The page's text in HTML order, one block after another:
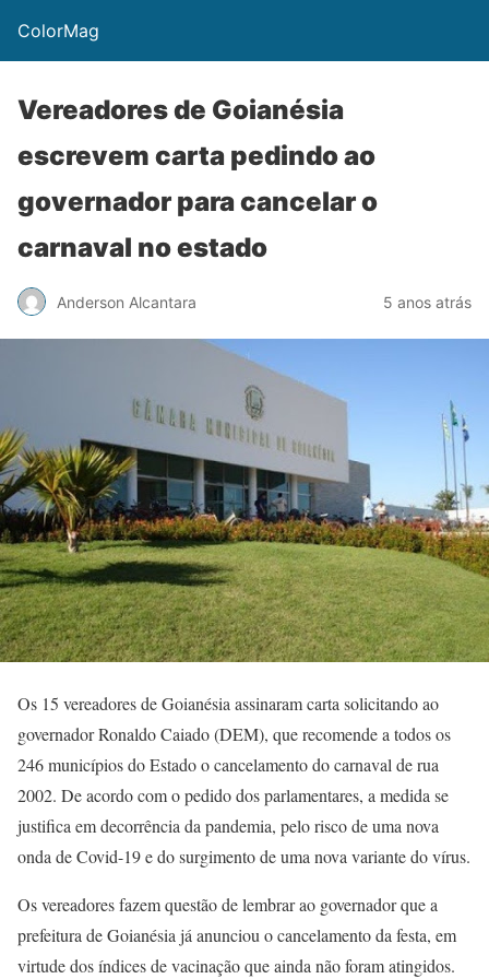
ColorMag
Vereadores de Goianésia
escrevem carta pedindo ao
governador para cancelar o
carnaval no estado
Anderson Alcantara 5 anos atrás
Os 15 vereadores de Goianésia assinaram carta solicitando ao
governador Ronaldo Caiado (DEM), que recomende a todos os
246 municípios do Estado o cancelamento do carnaval de rua
2002. De acordo com o pedido dos parlamentares, a medida se
justifica em decorrência da pandemia, pelo risco de uma nova
onda de Covid-19 e do surgimento de uma nova variante do vírus.
Os vereadores fazem questão de lembrar ao governador que a
prefeitura de Goianésia já anunciou o cancelamento da festa, em
virtude dos índices de vacinação que ainda não foram atingidos.